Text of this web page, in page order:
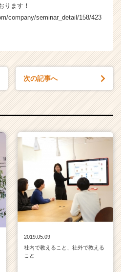
ります！
company/seminar_detail/158/423
次の記事へ
2019.05.09
社内で教えること、社外で教える
こと